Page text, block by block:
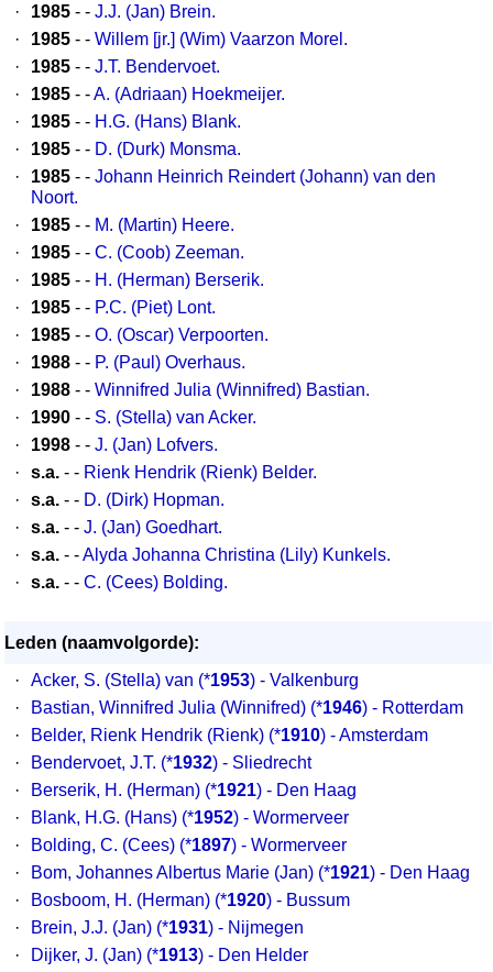
·
1985 - - J.J. (Jan) Brein.
·
1985 - - Willem [jr.] (Wim) Vaarzon Morel.
·
1985 - - J.T. Bendervoet.
·
1985 - -A. (Adriaan) Hoekmeijer.
·
1985 - - H.G. (Hans) Blank.
·
1985 - - D. (Durk) Monsma.
·
1985 - - Johann Heinrich Reindert (Johann) van den
Noort.
·
1985 - - M. (Martin) Heere.
·
1985 - - C. (Coob) Zeeman.
·
1985 - - H. (Herman) Berserik.
·
1985 - - P.C. (Piet) Lont.
·
1985 - - O. (Oscar) Verpoorten.
·
1988 - - P. (Paul) Overhaus.
·
1988 - - Winnifred Julia (Winnifred) Bastian.
·
1990 - - S. (Stella) van Acker.
·
1998 - - J. (Jan) Lofvers.
·
s.a. - - Rienk Hendrik (Rienk) Belder.
·
s.a. - - D. (Dirk) Hopman.
·
s.a. - - J. (Jan) Goedhart.
·
s.a. - -Alyda Johanna Christina (Lily) Kunkels.
·
s.a. - - C. (Cees) Bolding.
Leden (naamvolgorde):
·
Acker, S. (Stella) van (*1953) - Valkenburg
·
Bastian, Winnifred Julia (Winnifred) (*1946) - Rotterdam
·
Belder, Rienk Hendrik (Rienk) (*1910) - Amsterdam
·
Bendervoet, J.T. (*1932) - Sliedrecht
·
Berserik, H. (Herman) (*1921) - Den Haag
·
Blank, H.G. (Hans) (*1952) - Wormerveer
·
Bolding, C. (Cees) (*1897) - Wormerveer
·
Bom, Johannes Albertus Marie (Jan) (*1921) - Den Haag
·
Bosboom, H. (Herman) (*1920) - Bussum
·
Brein, J.J. (Jan) (*1931) - Nijmegen
·
Dijker, J. (Jan) (*1913) - Den Helder